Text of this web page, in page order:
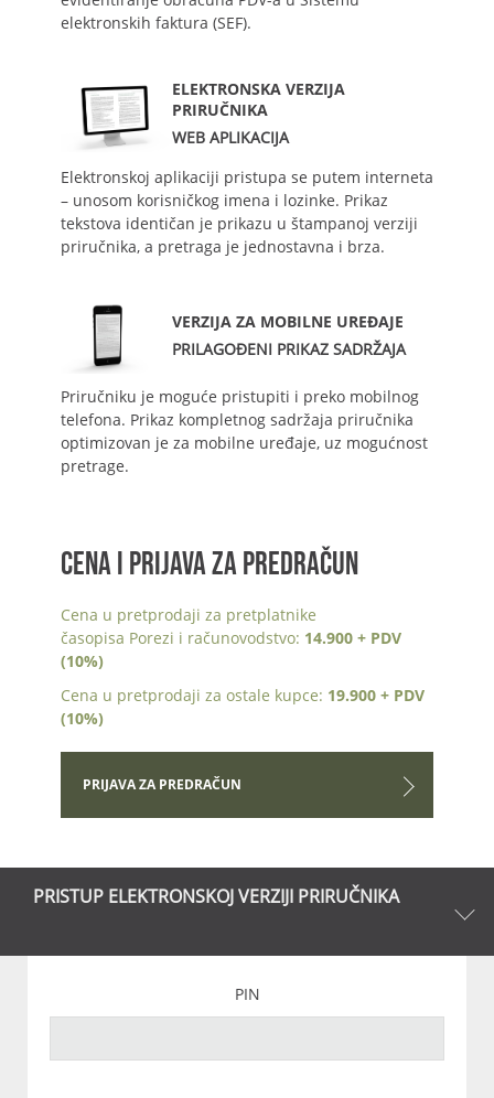
elektronskih faktura (SEF).
ELEKTRONSKA VERZIJA
PRIRUČNIKA
WEB APLIKACIJA
Elektronskoj aplikaciji pristupa se putem interneta
– unosom korisničkog imena i lozinke. Prikaz
tekstova identičan je prikazu u štampanoj verziji
priručnika, a pretraga je jednostavna i brza.
VERZIJA ZA MOBILNE UREĐAJE
PRILAGOĐENI PRIKAZ SADRŽAJA
Priručniku je moguće pristupiti i preko mobilnog
telefona. Prikaz kompletnog sadržaja priručnika
optimizovan je za mobilne uređaje, uz mogućnost
pretrage.
CENA I PRIJAVA ZA PREDRAČUN
Cena u pretprodaji za pretplatnike
časopisa Porezi i računovodstvo: 14.900 + PDV
(10%)
Cena u pretprodaji za ostale kupce: 19.900 + PDV
(10%)
PRIJAVA ZA PREDRAČUN
PRISTUP ELEKTRONSKOJ VERZIJI PRIRUČNIKA
PIN